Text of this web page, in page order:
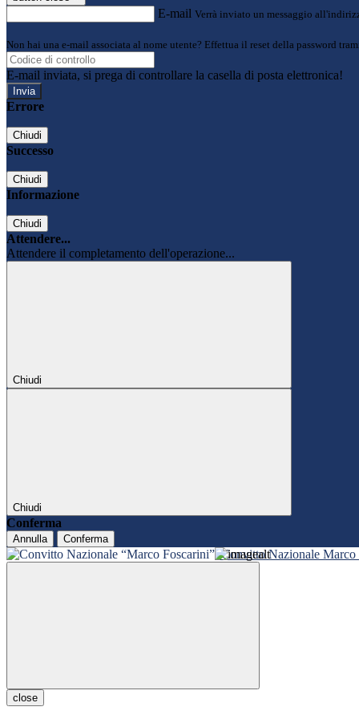
E-mail Verrà inviato un messaggio
Non hai una e-mail associata al nome utente? Effettua il reset della password
E-mail inviata, si prega di controllare la casella di posta elettronica!
Errore
Chiudi
Successo
Chiudi
Informazione
Chiudi
Attendere...
Attendere il completamento dell'operazione...
Chiudi
Chiudi
Conferma
Annulla Conferma
Convitto Nazionale Marco
close